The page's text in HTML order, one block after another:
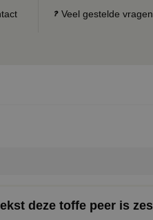
Veel gestelde vragen
deze toffe peer is